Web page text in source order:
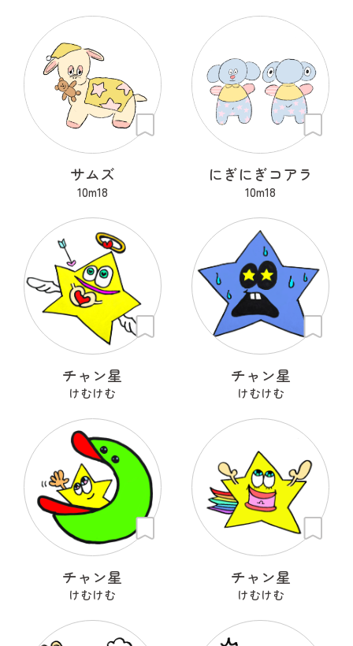
サムズ
10m18
にぎにぎコアラ
10m18
チャン星
けむけむ
チャン星
けむけむ
チャン星
けむけむ
チャン星
けむけむ